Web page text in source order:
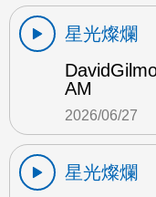
星光燦爛
AM
2026/06/27
星光燦爛